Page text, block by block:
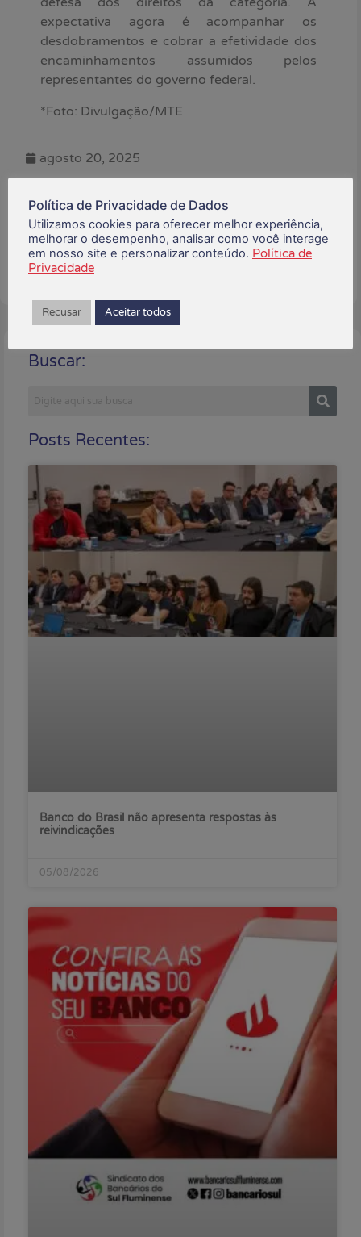
expectativa agora é acompanhar os
desdobramentos e cobrar a efetividade dos
encaminhamentos assumidos pelos
representantes do governo federal.
*Foto: Divulgação/MTE
agosto 20, 2025
Está gostando do conteúdo?
Compartilhe!
Buscar:
Posts Recentes:
Banco do Brasil não apresenta respostas às
reivindicações
05/08/2026
Política de Privacidade de Dados
Utilizamos cookies para oferecer melhor experiência,
melhorar o desempenho, analisar como você interage
em nosso site e personalizar conteúdo. Política de
Privacidade
Recusar Aceitar todos